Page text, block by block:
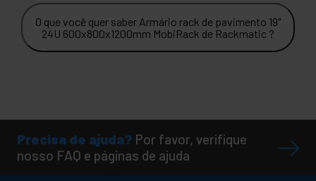
O que você quer saber Armário rack de pavimento 19"
24U 600x800x1200mm MobiRack de Rackmatic ?
Precisa de ajuda? Por favor, verifique
nosso FAQ e páginas de ajuda